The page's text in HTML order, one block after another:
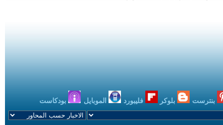
بنترست بلوكر فليبورد الموبايل بودكاست